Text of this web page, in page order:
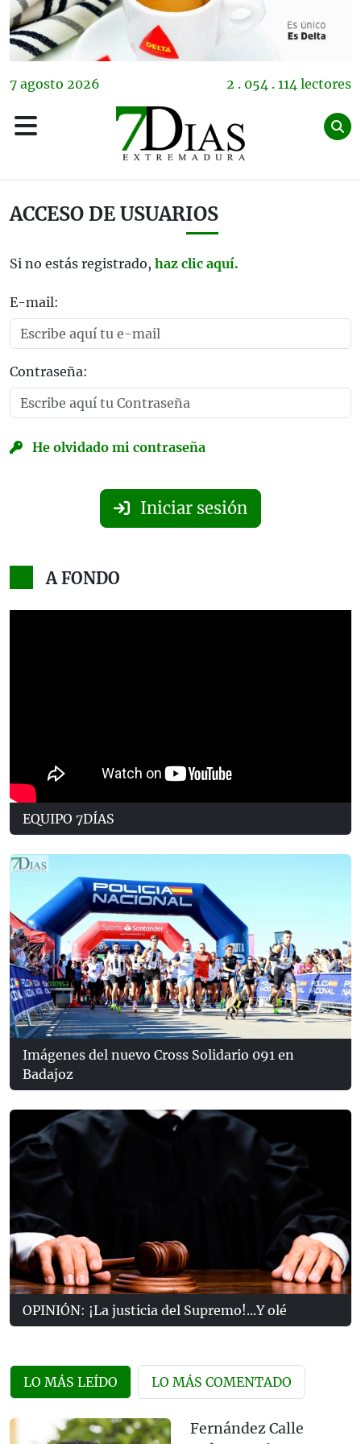
7 agosto 2026 2 . 054 . 114 lectores
ACCESO DE USUARIOS
Si no estás registrado, haz clic aquí.
E-mail:
Contraseña:
He olvidado mi contraseña
Iniciar sesión
A FONDO
EQUIPO 7DÍAS
Imágenes del nuevo Cross Solidario 091 en
Badajoz
OPINIÓN: ¡La justicia del Supremo!...Y olé
LO MÁS LEÍDO LO MÁS COMENTADO
Fernández Calle